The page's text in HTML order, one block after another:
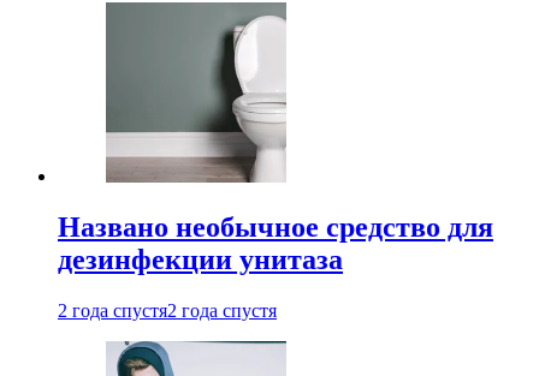
Названо необычное средство для
дезинфекции унитаза
2 года спустя2 года спустя